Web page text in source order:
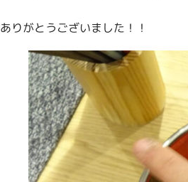
ありがとうございました！！